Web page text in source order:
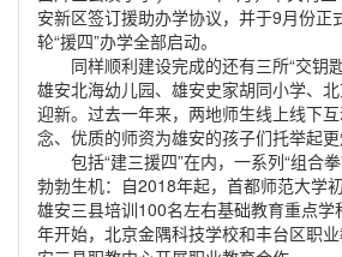
安新区签订援助办学协议，并于9月份正
轮“援四”办学全部启动。
同样顺利建设完成的还有三所“交钥
雄安北海幼儿园、雄安史家胡同小学、
迎新。过去一年来，两地师生线上线下
念、优质的师资为雄安的孩子们托举起更
包括“建三援四”在内，一系列“组合
勃勃生机：自2018年起，首都师范大学
雄安三县培训100名左右基础教育重点学
年开始，北京金隅科技学校和丰台区职